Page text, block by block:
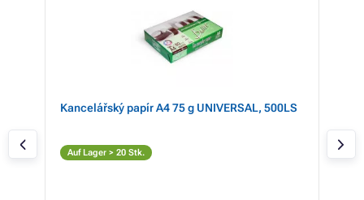
Kancelářský papír A4 75 g UNIVERSAL, 500LS
Auf Lager > 20 Stk.